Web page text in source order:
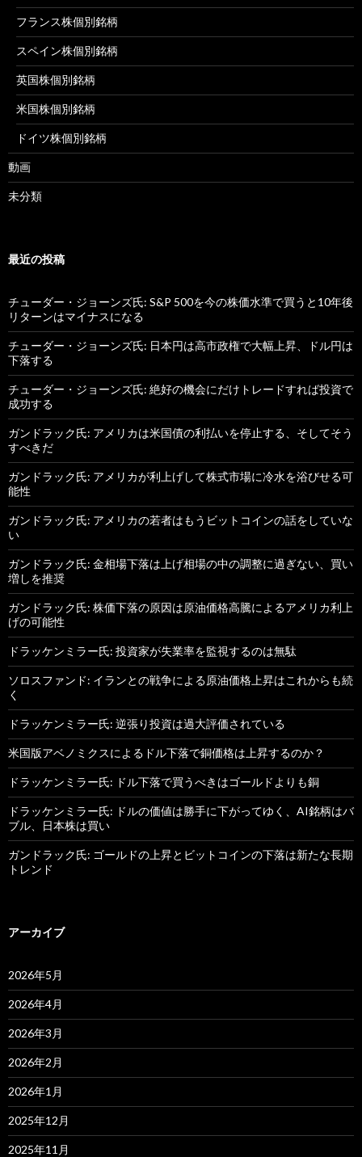
フランス株個別銘柄
スペイン株個別銘柄
英国株個別銘柄
米国株個別銘柄
ドイツ株個別銘柄
動画
未分類
最近の投稿
チューダー・ジョーンズ氏: S&P 500を今の株価水準で買うと10年後
リターンはマイナスになる
チューダー・ジョーンズ氏: 日本円は高市政権で大幅上昇、ドル円は
下落する
チューダー・ジョーンズ氏: 絶好の機会にだけトレードすれば投資で
成功する
ガンドラック氏: アメリカは米国債の利払いを停止する、そしてそう
すべきだ
ガンドラック氏: アメリカが利上げして株式市場に冷水を浴びせる可
能性
ガンドラック氏: アメリカの若者はもうビットコインの話をしていな
い
ガンドラック氏: 金相場下落は上げ相場の中の調整に過ぎない、買い
増しを推奨
ガンドラック氏: 株価下落の原因は原油価格高騰によるアメリカ利上
げの可能性
ドラッケンミラー氏: 投資家が失業率を監視するのは無駄
ソロスファンド: イランとの戦争による原油価格上昇はこれからも続
く
ドラッケンミラー氏: 逆張り投資は過大評価されている
米国版アベノミクスによるドル下落で銅価格は上昇するのか？
ドラッケンミラー氏: ドル下落で買うべきはゴールドよりも銅
ドラッケンミラー氏: ドルの価値は勝手に下がってゆく、AI銘柄はバ
ブル、日本株は買い
ガンドラック氏: ゴールドの上昇とビットコインの下落は新たな長期
トレンド
アーカイブ
2026年5月
2026年4月
2026年3月
2026年2月
2026年1月
2025年12月
2025年11月